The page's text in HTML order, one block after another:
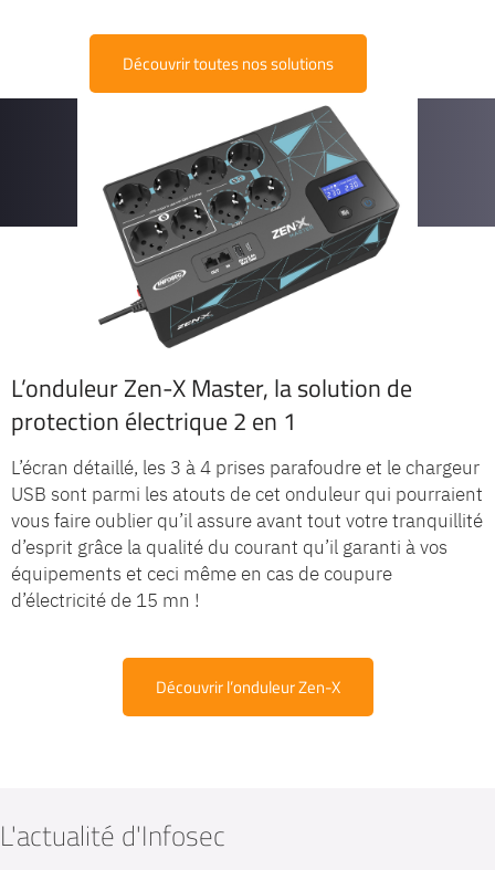
Découvrir toutes nos solutions
L’onduleur Zen-X Master, la solution de
protection électrique 2 en 1
L’écran détaillé, les 3 à 4 prises parafoudre et le chargeur
USB sont parmi les atouts de cet onduleur qui pourraient
vous faire oublier qu’il assure avant tout votre tranquillité
d’esprit grâce la qualité du courant qu’il garanti à vos
équipements et ceci même en cas de coupure
d’électricité de 15 mn !
Découvrir l’onduleur Zen-X
L'actualité d'Infosec